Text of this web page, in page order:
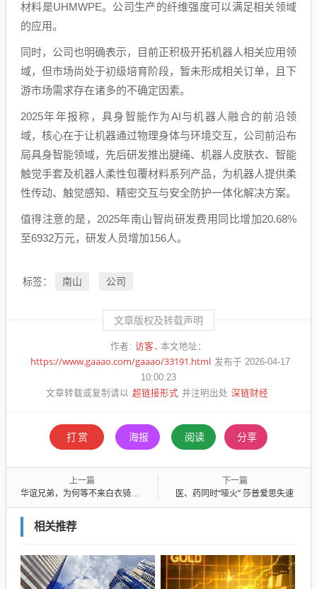
材料是UHMWPE。公司生产的纤维强度可以满足相关领域
的应用。
同时，公司也明确表示，目前正积极开拓机器人相关应用领
域，但市场尚处于初级培育阶段，暂未形成相关订单，且下
游市场需求存在诸多的不确定因素。
2025年年报称，具身智能作为AI与机器人融合的前沿领
域，核心在于让机器通过物理身体与环境交互，公司前沿布
局具身智能领域，先后研发推出腱绳、机器人皮肤衣、智能
触觉手套及机器人柔性包覆材料系列产品，为机器人提供柔
性传动、触觉感知、精密交互与安全防护一体化解决方案。
值得注意的是，2025年南山智尚研发费用同比增加20.68%
至6932万元，研发人员增加156人。
标签： 南山 公司
文章版权及转载声明
作者: 访客 本文地址：
https://www.gaaao.com/gaaao/33191.html 发布于 2026-04-17
10:00:23
文章转载或复制请以 超链接形式 并注明出处 深链财经
打赏 海报 阅读 分享
上一篇
华谊兄弟，为何等不来白衣骑士？
下一篇
医、药同时“哑火” 莎普爱思失速
相关推荐